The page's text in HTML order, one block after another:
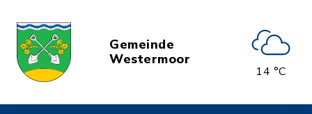
Gemeinde
Westermoor
14 °C